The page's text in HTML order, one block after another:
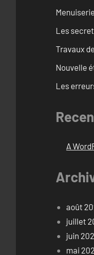
Les
Travaux
Nouvelle
Les
A
août
juillet
juin
mai